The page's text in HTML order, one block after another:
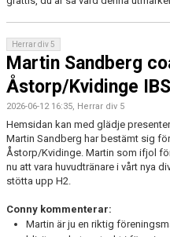
Herrar div 5
Martin Sandberg
Åstorp/Kvidinge IBS
2026-06-12 16:35, Herrar div 5
Hemsidan kan med glädje
Martin Sandberg har bestämt sig
Åstorp/Kvidinge. Martin som ifjol
nu att vara huvudtränare i vårt nya
stötta upp H2.
Conny kommenterar:
Martin är ju en riktig